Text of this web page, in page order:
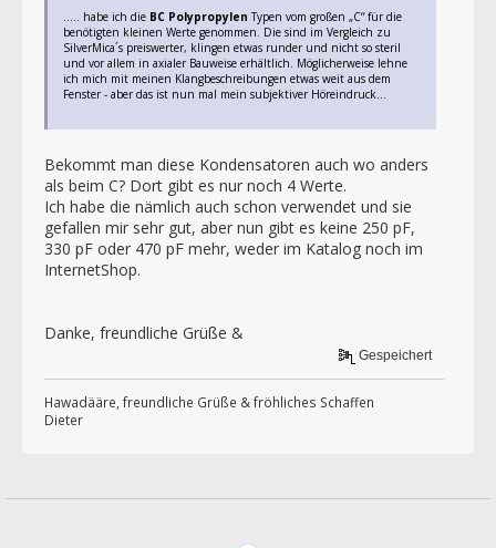
..... habe ich die BC Polypropylen Typen vom großen „C“ für die
benötigten kleinen Werte genommen. Die sind im Vergleich zu
SilverMica´s preiswerter, klingen etwas runder und nicht so steril
und vor allem in axialer Bauweise erhältlich. Möglicherweise lehne
ich mich mit meinen Klangbeschreibungen etwas weit aus dem
Fenster - aber das ist nun mal mein subjektiver Höreindruck...
Bekommt man diese Kondensatoren auch wo anders
als beim C? Dort gibt es nur noch 4 Werte.
Ich habe die nämlich auch schon verwendet und sie
gefallen mir sehr gut, aber nun gibt es keine 250 pF,
330 pF oder 470 pF mehr, weder im Katalog noch im
InternetShop.
Danke, freundliche Grüße &
Gespeichert
Hawadääre, freundliche Grüße & fröhliches Schaffen
Dieter